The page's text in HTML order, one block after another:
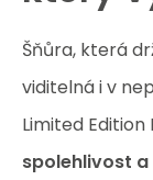
Šňůra, která
viditelná i v
Limited
spolehlivost